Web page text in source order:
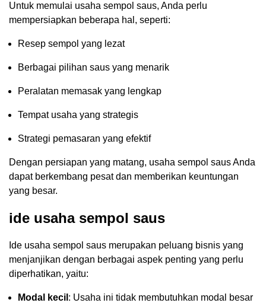
Untuk memulai usaha sempol saus, Anda perlu
mempersiapkan beberapa hal, seperti:
Resep sempol yang lezat
Berbagai pilihan saus yang menarik
Peralatan memasak yang lengkap
Tempat usaha yang strategis
Strategi pemasaran yang efektif
Dengan persiapan yang matang, usaha sempol saus Anda
dapat berkembang pesat dan memberikan keuntungan
yang besar.
ide usaha sempol saus
Ide usaha sempol saus merupakan peluang bisnis yang
menjanjikan dengan berbagai aspek penting yang perlu
diperhatikan, yaitu:
Modal kecil : Usaha ini tidak membutuhkan modal besar